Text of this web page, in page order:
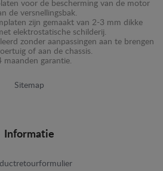
voor de bescherming van de motor
de versnellingsbak.
zijn gemaakt van 2-3 mm dikke
elektrostatische schilderij.
zonder aanpassingen aan te brengen
of aan de chassis.
maanden garantie.
Sitemap
Informatie